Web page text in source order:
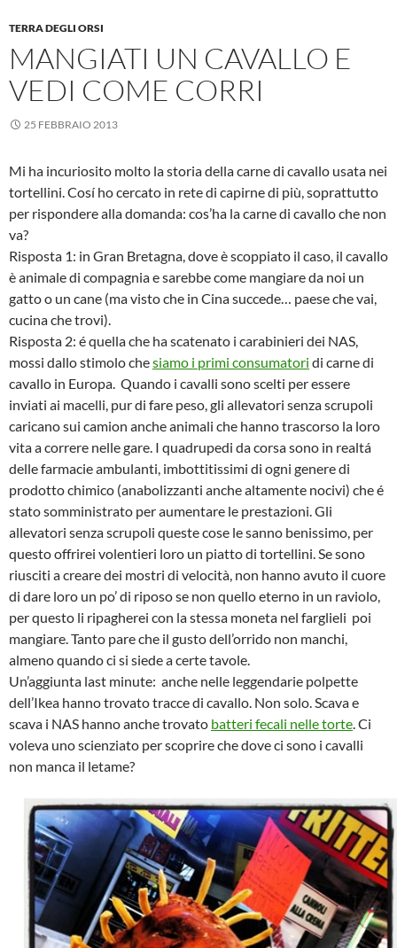
TERRA DEGLI ORSI
MANGIATI UN CAVALLO E
VEDI COME CORRI
25 FEBBRAIO 2013
Mi ha incuriosito molto la storia della carne di cavallo usata nei
tortellini. Cosí ho cercato in rete di capirne di più, soprattutto
per rispondere alla domanda: cos’ha la carne di cavallo che non
va?
Risposta 1: in Gran Bretagna, dove è scoppiato il caso, il cavallo
è animale di compagnia e sarebbe come mangiare da noi un
gatto o un cane (ma visto che in Cina succede… paese che vai,
cucina che trovi).
Risposta 2: é quella che ha scatenato i carabinieri dei NAS,
mossi dallo stimolo chesiamo i primi consumatori di carne di
cavallo in Europa. Quando i cavalli sono scelti per essere
inviati ai macelli, pur di fare peso, gli allevatori senza scrupoli
caricano sui camion anche animali che hanno trascorso la loro
vita a correre nelle gare. I quadrupedi da corsa sono in realtá
delle farmacie ambulanti, imbottitissimi di ogni genere di
prodotto chimico (anabolizzanti anche altamente nocivi) che é
stato somministrato per aumentare le prestazioni. Gli
allevatori senza scrupoli queste cose le sanno benissimo, per
questo offrirei volentieri loro un piatto di tortellini. Se sono
riusciti a creare dei mostri di velocità, non hanno avuto il cuore
di dare loro un po’ di riposo se non quello eterno in un raviolo,
per questo li ripagherei con la stessa moneta nel farglieli poi
mangiare. Tanto pare che il gusto dell’orrido non manchi,
almeno quando ci si siede a certe tavole.
Un’aggiunta last minute: anche nelle leggendarie polpette
dell’Ikea hanno trovato tracce di cavallo. Non solo. Scava e
scava i NAS hanno anche trovato batteri fecali nelle torte. Ci
voleva uno scienziato per scoprire che dove ci sono i cavalli
non manca il letame?